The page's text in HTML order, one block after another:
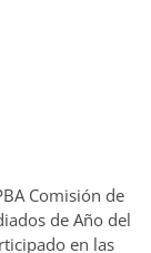
Comisión de
de Año del
en las